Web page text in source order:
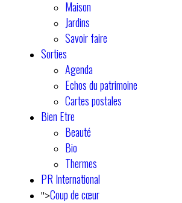
Maison
Jardins
Savoir faire
Sorties
Agenda
Echos du patrimoine
Cartes postales
Bien Etre
Beauté
Bio
Thermes
PR International
">Coup de cœur